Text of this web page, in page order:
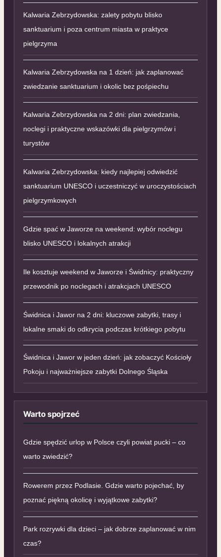
Kalwaria Zebrzydowska: zalety pobytu blisko
sanktuarium i poza centrum miasta w praktyce
pielgrzyma
Kalwaria Zebrzydowska na 1 dzień: jak zaplanować
zwiedzanie sanktuarium i okolic bez pośpiechu
Kalwaria Zebrzydowska na 2 dni: plan zwiedzania,
noclegi i praktyczne wskazówki dla pielgrzymów i
turystów
Kalwaria Zebrzydowska: kiedy najlepiej odwiedzić
sanktuarium UNESCO i uczestniczyć w uroczystościach
pielgrzymkowych
Gdzie spać w Jaworze na weekend: wybór noclegu
blisko UNESCO i lokalnych atrakcji
Ile kosztuje weekend w Jaworze i Świdnicy: praktyczny
przewodnik po noclegach i atrakcjach UNESCO
Świdnica i Jawor na 2 dni: kluczowe zabytki, trasy i
lokalne smaki do odkrycia podczas krótkiego pobytu
Świdnica i Jawor w jeden dzień: jak zobaczyć Kościoły
Pokoju i najważniejsze zabytki Dolnego Śląska
Warto spojrzeć
Gdzie spędzić urlop w Polsce czyli powiat pucki – co
warto zwiedzić?
Rowerem przez Podlasie. Gdzie warto pojechać, by
poznać piękną okolicę i wyjątkowe zabytki?
Park rozrywki dla dzieci – jak dobrze zaplanować w nim
czas?